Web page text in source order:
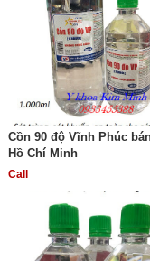
Cồn 90 độ Vĩnh Phúc
Hồ Chí Minh
Call